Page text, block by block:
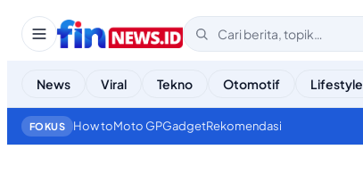
News Viral Tekno Otomotif Lifestyle
FOKUS How toMoto GPGadgetRekomendasi